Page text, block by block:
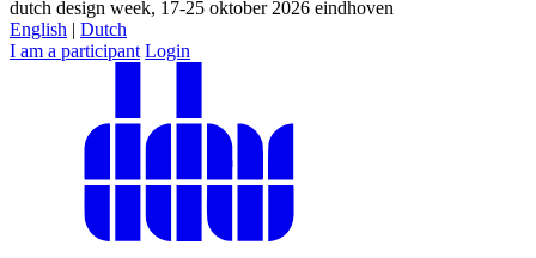
dutch design week, 17-25 oktober 2026 eindhoven
English | Dutch
I am a participant Login